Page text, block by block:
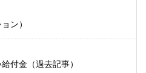
ン）
付金（過去記事）